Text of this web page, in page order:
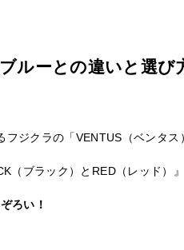
ルーとの違いと選び
ジクラの「VENTUS（ベンタス
ブラック）とRED（レッド）』
ろい！